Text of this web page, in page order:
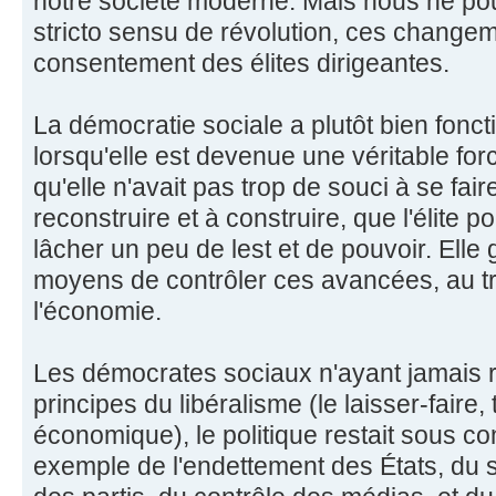
stricto sensu de révolution, ces
consentement des élites dirigeantes.
La démocratie sociale a plutôt bien
lorsqu'elle est devenue une véritable
qu'elle n'avait pas trop de souci à se
reconstruire et à construire, que l'élite
lâcher un peu de lest et de pouvoir. Elle
moyens de contrôler ces avancées, au
l'économie.
Les démocrates sociaux n'ayant jamais
principes du libéralisme (le laisser-
économique), le politique restait sous
exemple de l'endettement des États, du